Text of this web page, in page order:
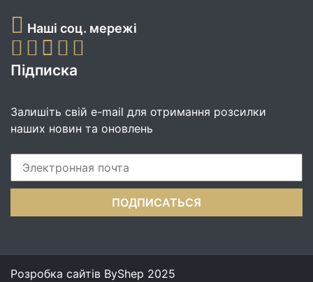
Наші соц. мережі
Підписка
Залишіть свій e-mail для отримання розсилки
наших новин та оновлень
Розробка сайтів ByShep 2025